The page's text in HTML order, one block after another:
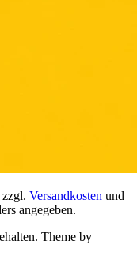
Versandkosten und
angegeben.
Theme by